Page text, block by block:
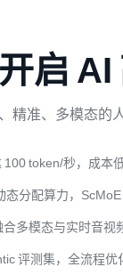
启 AI
精准、多模态的
100 token/秒，成本
态分配算力，
合多模态与实时音视
评测集，全流程